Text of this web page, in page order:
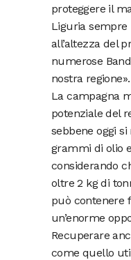
proteggere il
Liguria sempre
all’altezza del
numerose
nostra regione».
La campagna
potenziale del
sebbene oggi
grammi di olio
considerando
oltre 2 kg di
può contenere
un’enorme
Recuperare
come quello